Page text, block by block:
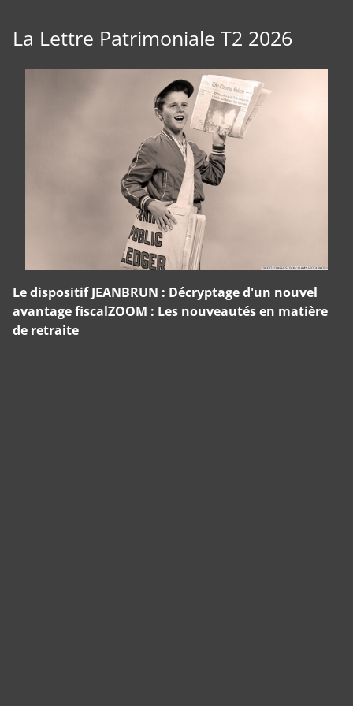
La Lettre Patrimoniale T2 2026
Le dispositif JEANBRUN : Décryptage d'un nouvel
avantage fiscalZOOM : Les nouveautés en matière
de retraite